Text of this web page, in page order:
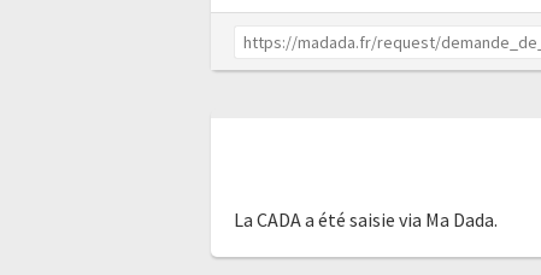
La CADA a été saisie via Ma Dada.